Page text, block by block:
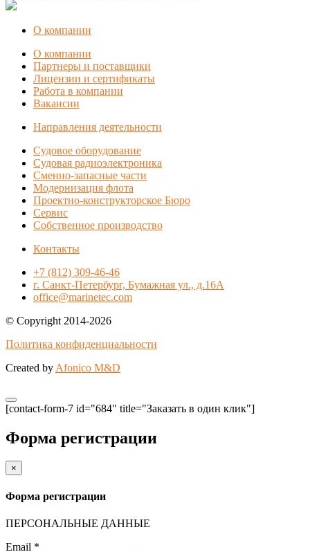
О компании
О компании
Партнеры и поставщики
Лицензии и сертификаты
Работа в компании
Вакансии
Направления деятельности
Судовое оборудование
Судовая радиоэлектроника
Сменно-запасные части
Модернизация флота
Проектно-конструкторское Бюро
Сервис
Собственное производство
Контакты
+7 (812) 309-46-46
г. Санкт-Петербург, Бумажная ул., д.16А
office@marinetec.com
© Copyright 2014-2026
Политика конфиденциальности
Created byAfonico M&D
[contact-form-7 id="684" title="Заказать в один клик"]
Форма регистрации
×
Форма регистрации
ПЕРСОНАЛЬНЫЕ ДАННЫЕ
Email *